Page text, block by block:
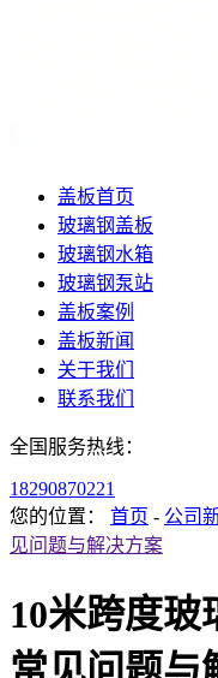
盖板首页
玻璃钢盖板
玻璃钢水箱
玻璃钢泵站
盖板案例
盖板新闻
关于我们
联系我们
全国服务热线：
18290870221
您的位置： 首页 - 公司
见问题与解决方案
10米跨度玻